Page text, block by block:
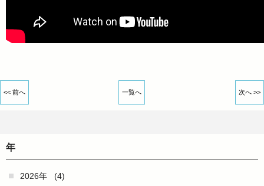
<< 前へ 一覧へ 次へ >>
年
2026年
(4)